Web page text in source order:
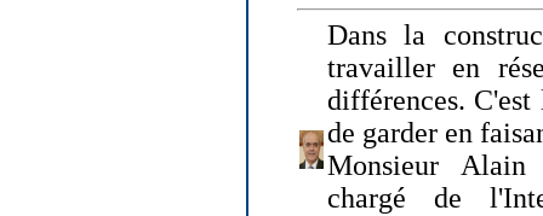
Dans la
travailler en
différences.
de garder en
Monsieur Alain
chargé de